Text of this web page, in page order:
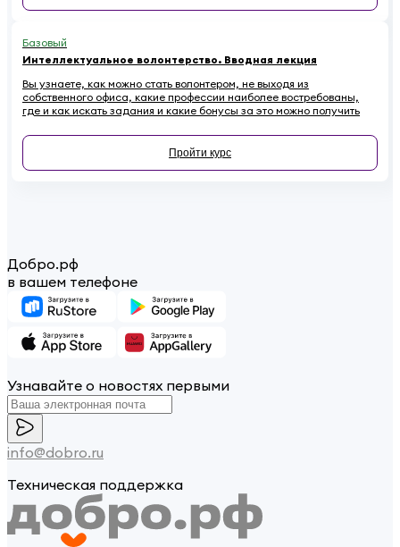
Базовый
Интеллектуальное волонтерство. Вводная лекция
Вы узнаете, как можно стать волонтером, не выходя из
собственного офиса, какие профессии наиболее востребованы,
где и как искать задания и какие бонусы за это можно получить
Пройти курс
Добро.рф
в вашем телефоне
Узнавайте о новостях первыми
info@dobro.ru
Техническая поддержка